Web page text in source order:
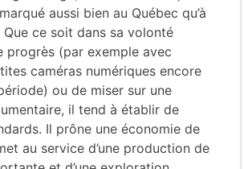
aussi bien au Québec qu’à
Que ce soit dans sa volonté
progrès (par exemple avec
caméras numériques encore
ou de miser sur une
il tend à établir de
Il prône une économie de
au service d’une production de